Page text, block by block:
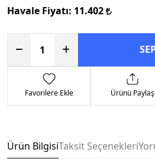
Havale Fiyatı: 11.402
Favorilere Ekle Ürünü Paylaş
Ürün BilgisiTaksit Seçenekleri